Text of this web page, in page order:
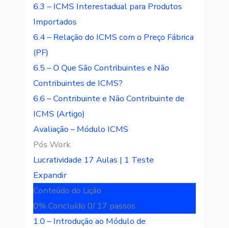
6.3 – ICMS Interestadual para Produtos
Importados
6.4 – Relação do ICMS com o Preço Fábrica
(PF)
6.5 – O Que São Contribuintes e Não
Contribuintes de ICMS?
6.6 – Contribuinte e Não Contribuinte de
ICMS (Artigo)
Avaliação – Módulo ICMS
Pós Work
Lucratividade 17 Aulas | 1 Teste
Expandir
Conteúdo do Lição
0% Concluído0/ 17 passos
1.0 – Introdução ao Módulo de